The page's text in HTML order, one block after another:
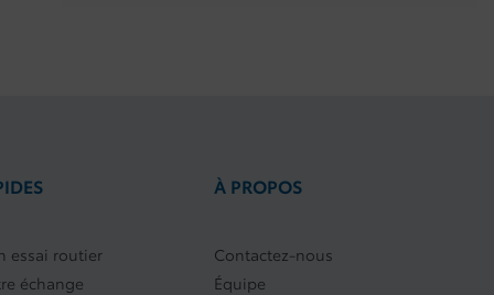
essai routier
échange
À PROPOS
Contactez-nous
Équipe